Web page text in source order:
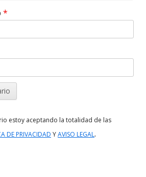
*
estoy aceptando la totalidad de las
DE PRIVACIDAD YAVISO LEGAL.